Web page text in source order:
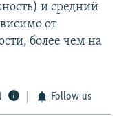
и средний
от
более чем на
Follow us